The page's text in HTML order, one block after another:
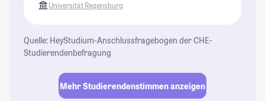
Universität Regensburg
Quelle: HeyStudium-Anschlussfragebogen der CHE-
Studierendenbefragung
Mehr Studierendenstimmen anzeigen